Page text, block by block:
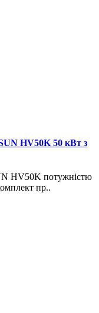
HV50K 50 кВт з
HV50K потужністю
пр..